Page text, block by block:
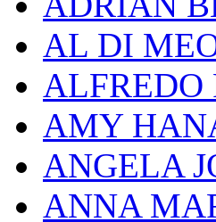
AL DI
ALFREDO
AMY
ANGELA
ANNA